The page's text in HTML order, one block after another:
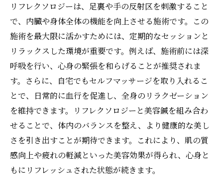
ストレス解消に役立つリフレクソロジー
身体のエネルギーラインを整える方法
リフレクソロジーで得られる身体的なメリ
ット
精神的な安定を促すテクニック
リフレクソロジーと日常生活の相乗効果
美容鍼でフェイスラインを引き締めるための具
体的な方法
美容鍼によるフェイスラインの引き締め効
果
効果的なフェイスラインケアのタイミング
リフレクソロジーは、足裏や手の反射区を刺激すること
で、内臓や身体全体の機能を向上させる施術です。この
施術を最大限に活かすためには、定期的なセッションと
リラックスした環境が重要です。例えば、施術前には深
呼吸を行い、心身の緊張を和らげることが推奨されま
す。さらに、自宅でもセルフマッサージを取り入れるこ
とで、日常的に血行を促進し、全身のリラクゼーション
を維持できます。リフレクソロジーと美容鍼を組み合わ
せることで、体内のバランスを整え、より健康的な美し
さを引き出すことが期待できます。これにより、肌の質
感向上や疲れの軽減といった美容効果が得られ、心身と
もにリフレッシュされた状態が続きます。